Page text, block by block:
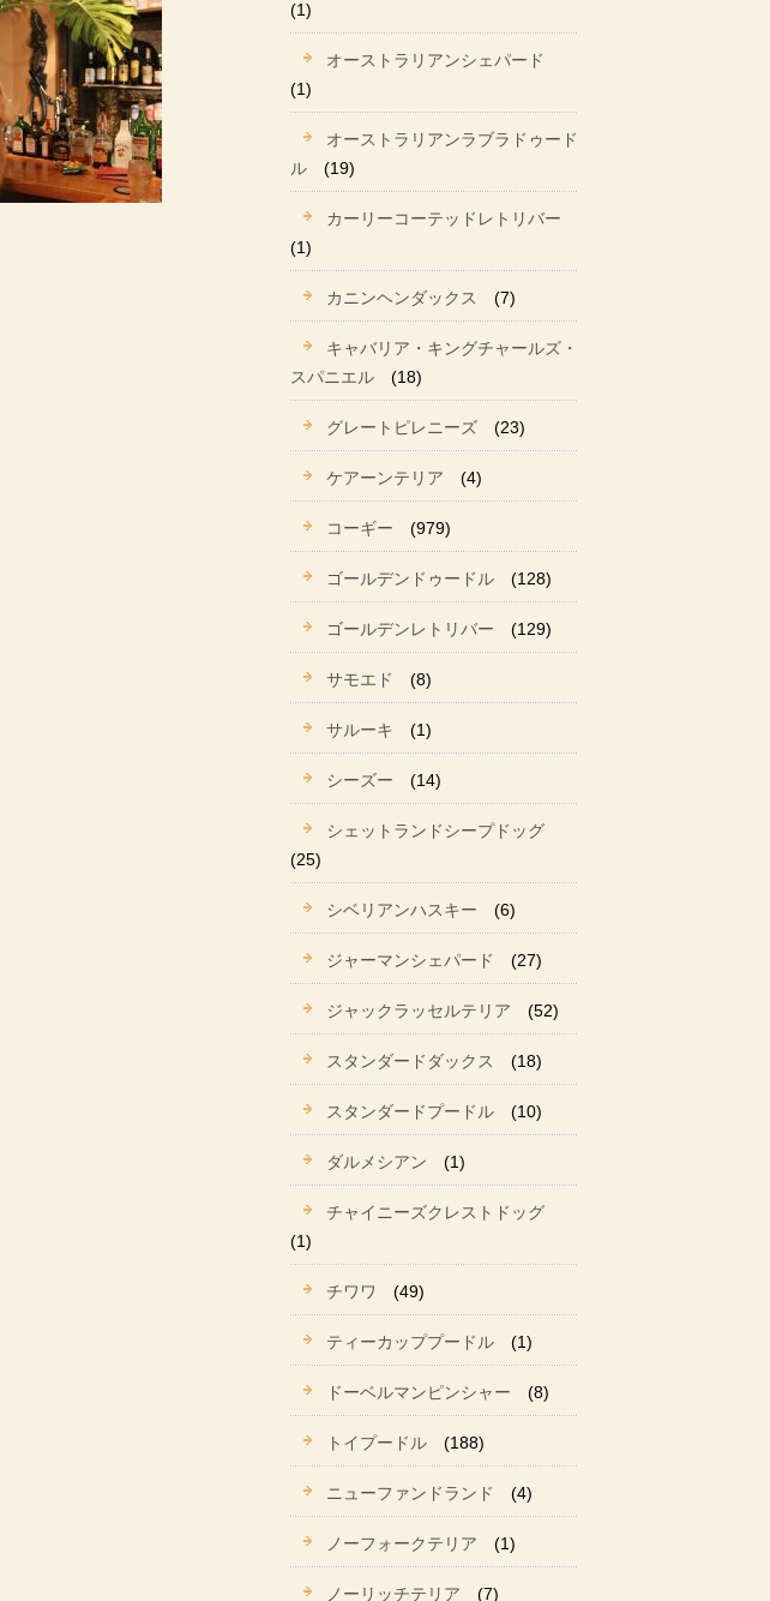
(1)
オーストラリアンシェパード
(1)
オーストラリアンラブラドゥード
ル
(19)
カーリーコーテッドレトリバー
(1)
カニンヘンダックス (7)
キャバリア・キングチャールズ・
スパニエル
(18)
グレートピレニーズ (23)
ケアーンテリア (4)
コーギー (979)
ゴールデンドゥードル (128)
ゴールデンレトリバー (129)
サモエド (8)
サルーキ (1)
シーズー (14)
シェットランドシープドッグ
(25)
シベリアンハスキー (6)
ジャーマンシェパード (27)
ジャックラッセルテリア (52)
スタンダードダックス (18)
スタンダードプードル (10)
ダルメシアン (1)
チャイニーズクレストドッグ
(1)
チワワ (49)
ティーカッププードル (1)
ドーベルマンピンシャー (8)
トイプードル (188)
ニューファンドランド (4)
ノーフォークテリア (1)
ノーリッチテリア (7)